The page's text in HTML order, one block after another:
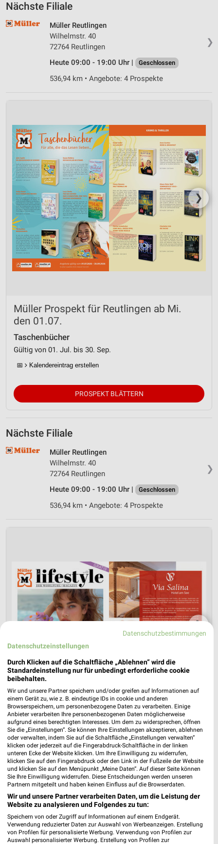
Nächste Filiale
❯
Müller Reutlingen
Wilhelmstr. 40
72764 Reutlingen
Heute 09:00 - 19:00 Uhr |
Geschlossen
536,94 km • Angebote: 4 Prospekte
❯
Müller Prospekt für Reutlingen ab Mi.
den 01.07.
Taschenbücher
Gültig von 01. Jul. bis 30. Sep.
📅 Kalendereintrag erstellen
PROSPEKT BLÄTTERN
Nächste Filiale
❯
Müller Reutlingen
Wilhelmstr. 40
72764 Reutlingen
Heute 09:00 - 19:00 Uhr |
Geschlossen
536,94 km • Angebote: 4 Prospekte
❯
Müller Prospekt für Reutlingen ab Mi.
den 01.07.
lifestyle Magazin
Gültig von 01. Jul. bis 31. Aug.
Kalendereintrag erstellen
PROSPEKT BLÄTTERN
Datenschutzbestimmungen
Datenschutzeinstellungen
Durch Klicken auf die Schaltfläche „Ablehnen“ wird die
Standardeinstellung nur für unbedingt erforderliche cookie
beibehalten.
Wir und unsere Partner speichern und/oder greifen auf Informationen auf
einem Gerät zu, wie z. B. eindeutige IDs in cookie und anderen
Browserspeichern, um personenbezogene Daten zu verarbeiten. Einige
Anbieter verarbeiten Ihre personenbezogenen Daten möglicherweise
aufgrund eines berechtigten Interesses. Um dem zu widersprechen, öffnen
Sie die „Einstellungen“. Sie können Ihre Einstellungen akzeptieren, ablehnen
oder verwalten, indem Sie auf die Schaltfläche „Einstellungen verwalten“
klicken oder jederzeit auf die Fingerabdruck-Schaltfläche in der linken
unteren Ecke der Website klicken. Um Ihre Einwilligung zu widerrufen,
klicken Sie auf den Fingerabdruck oder den Link in der Fußzeile der Website
und klicken Sie auf den Menüpunkt „Meine Daten“. Auf dieser Seite können
Sie Ihre Einwilligung widerrufen. Diese Entscheidungen werden unseren
Partnern mitgeteilt und haben keinen Einfluss auf die Browserdaten.
Wir und unsere Partner verarbeiten Daten, um die Leistung der
Website zu analysieren und Folgendes zu tun:
Speichern von oder Zugriff auf Informationen auf einem Endgerät.
Verwendung reduzierter Daten zur Auswahl von Werbeanzeigen. Erstellung
von Profilen für personalisierte Werbung. Verwendung von Profilen zur
Auswahl personalisierter Werbung. Erstellung von Profilen zur